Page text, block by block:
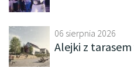
06 sierpnia 2026
Alejki z